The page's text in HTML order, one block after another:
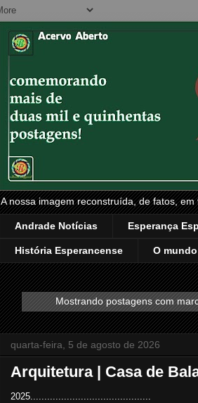
A nossa imagem reconstruída, de fatos,
Andrade Notícias Esperança
História Esperancense O
Mostrando postagens com
quarta-feira, 5 de agosto de 2026
Arquitetura | Casa de
2025...........................................